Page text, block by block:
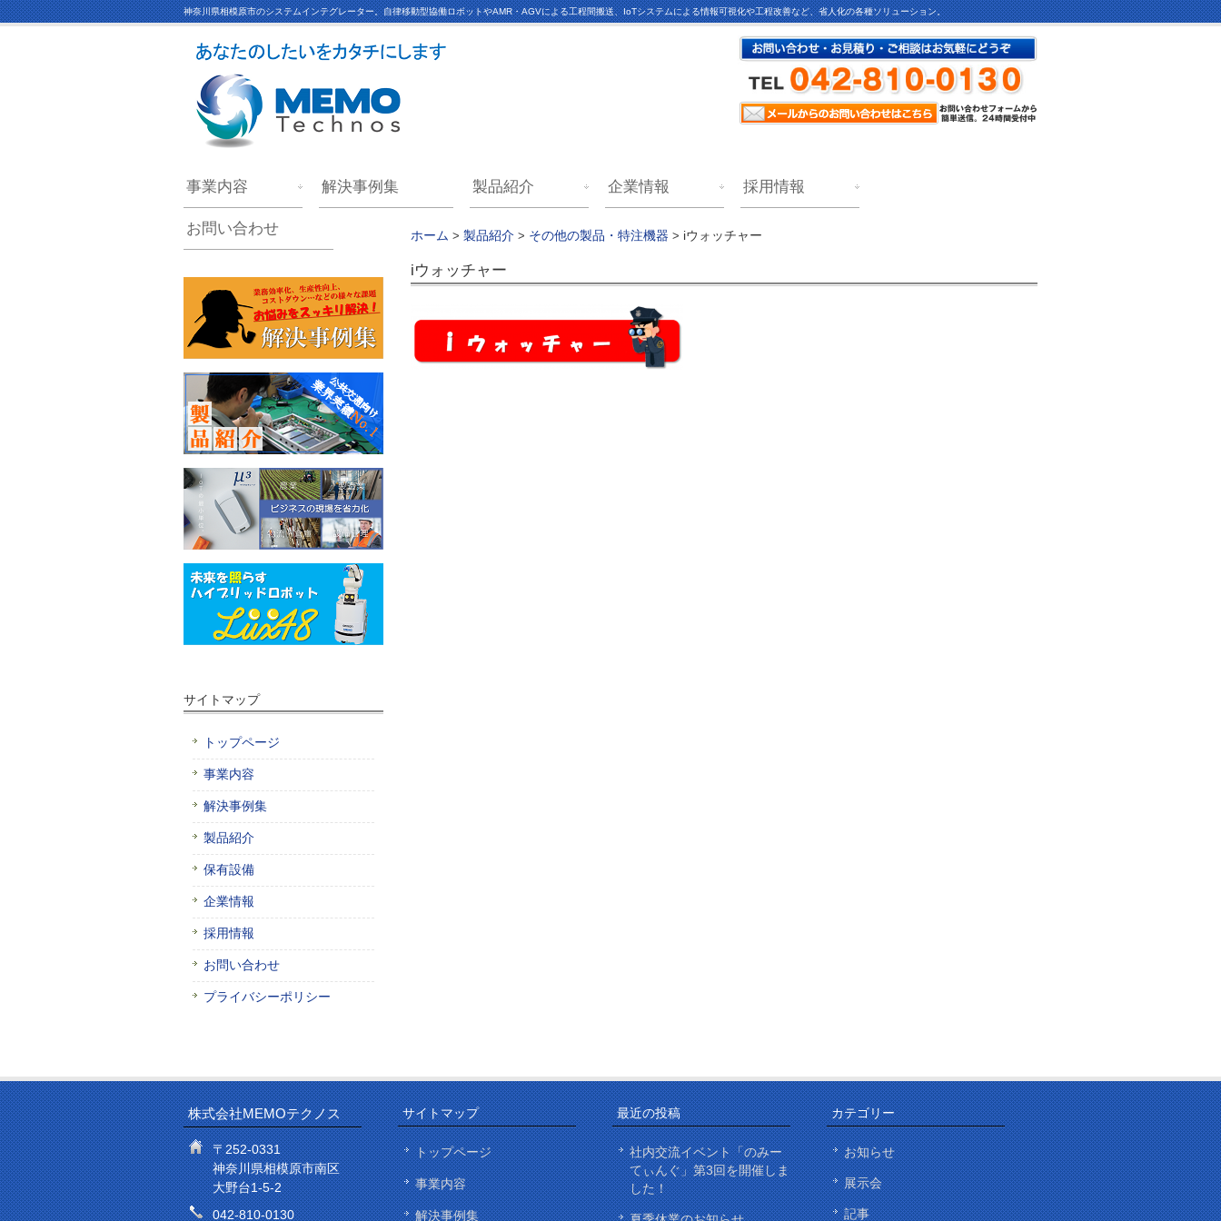
神奈川県相模原市のシステムインテグレーター。自律移動型協働ロボットやAMR・AGVによる工程間搬送、IoTシステムによる情報可視化や工程改善など、省人化の各種ソリューション。
事業内容 解決事例集 製品紹介 企業情報 採用情報
お問い合わせ ホーム > 製品紹介 > その他の製品・特注機器 > iウォッチャー
iウォッチャー
サイトマップ
トップページ
事業内容
解決事例集
製品紹介
保有設備
企業情報
採用情報
お問い合わせ
プライバシーポリシー
株式会社MEMOテクノス
〒252-0331
神奈川県相模原市南区
大野台1-5-2
042-810-0130
サイトマップ
トップページ
事業内容
解決事例集
最近の投稿
社内交流イベント「のみー
てぃんぐ」第3回を開催しま
した！
カテゴリー
お知らせ
展示会
記事